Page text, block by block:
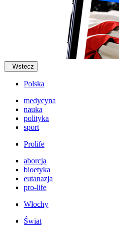
Wstecz
Polska
medycyna
nauka
polityka
sport
Prolife
aborcja
bioetyka
eutanazja
pro-life
Włochy
Świat